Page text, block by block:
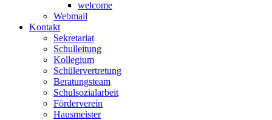
welcome
Webmail
Kontakt
Sekretariat
Schulleitung
Kollegium
Schülervertretung
Beratungsteam
Schulsozialarbeit
Förderverein
Hausmeister